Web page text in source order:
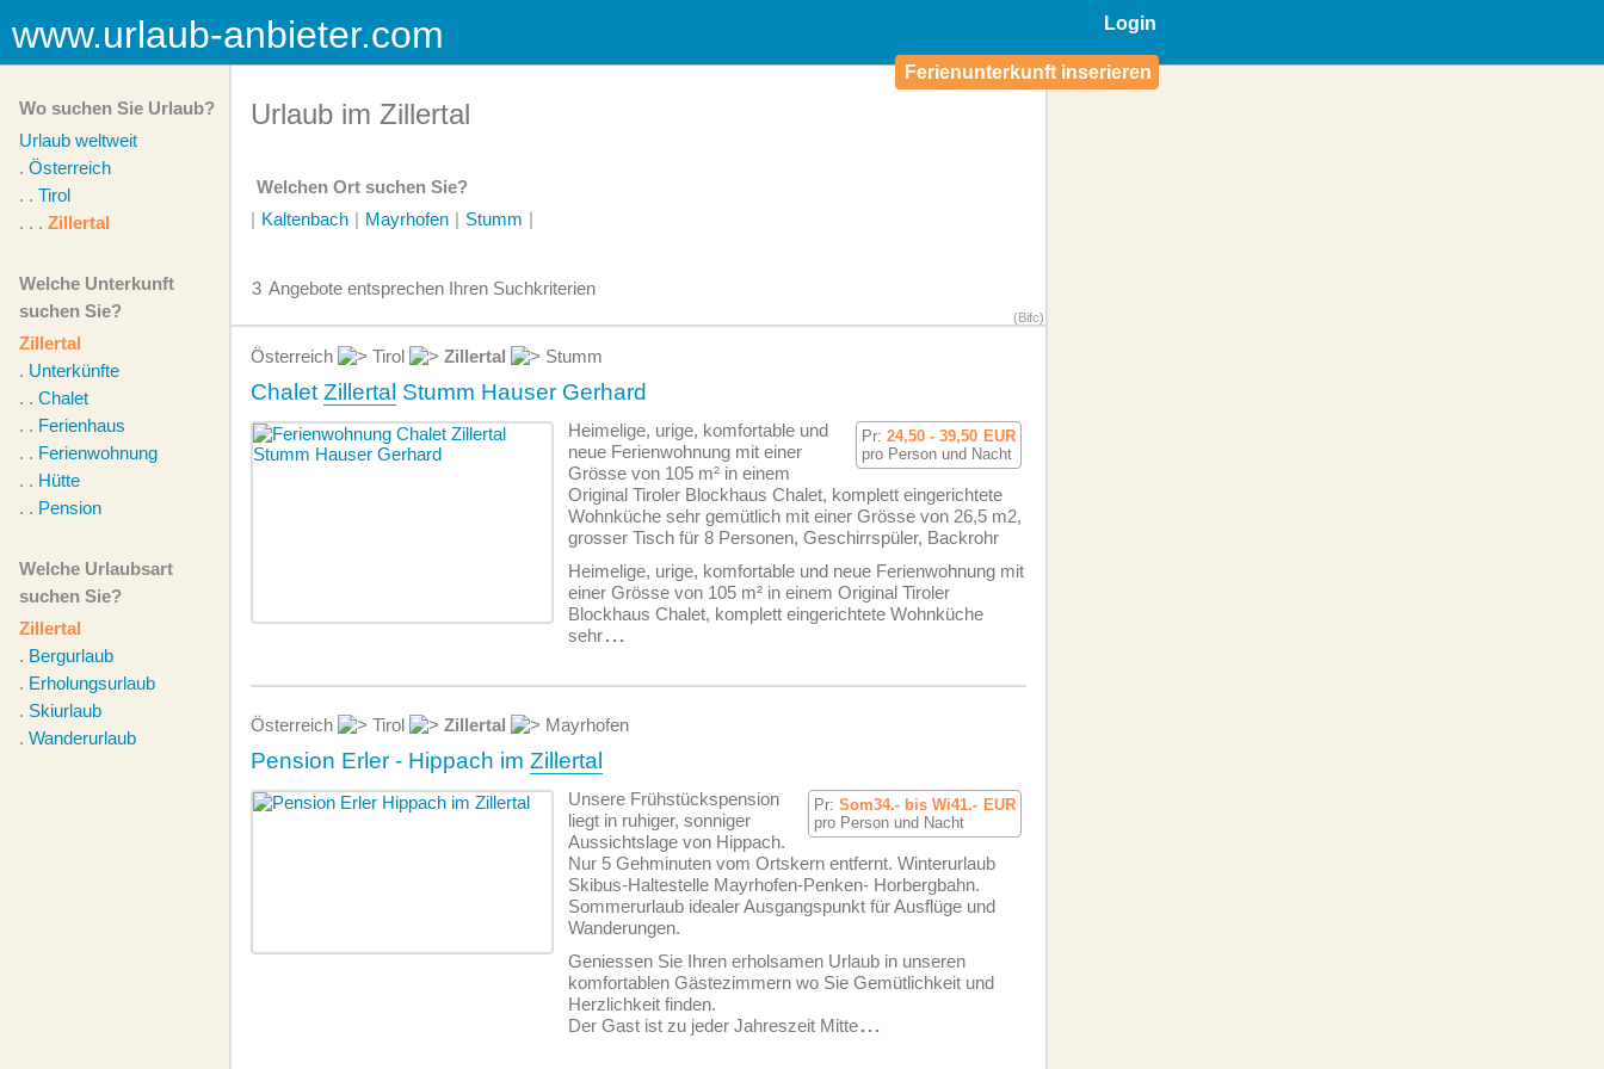
Login
Ferienunterkunft inserieren
www.urlaub-anbieter.com
Wo suchen Sie Urlaub?
Urlaub weltweit
. Österreich
. . Tirol
. . . Zillertal
Welche Unterkunft
suchen Sie?
Zillertal
. Unterkünfte
. . Chalet
. . Ferienhaus
. . Ferienwohnung
. . Hütte
. . Pension
Welche Urlaubsart
suchen Sie?
Zillertal
. Bergurlaub
. Erholungsurlaub
. Skiurlaub
. Wanderurlaub
Urlaub im Zillertal
Welchen Ort suchen Sie?
| Kaltenbach | Mayrhofen | Stumm |
3 Angebote entsprechen Ihren Suchkriterien
(Bifc)
Österreich Tirol Zillertal Stumm
Chalet Zillertal Stumm Hauser Gerhard
Pr: 24,50 - 39,50 EUR
pro Person und Nacht
Heimelige, urige, komfortable und
neue Ferien­wohnung mit einer
Grösse von 105 m² in einem
Original Tiroler Blockhaus Chalet, komplett eingerichtete
Wohnküche sehr gemütlich mit einer Grösse von 26,5 m2,
grosser Tisch für 8 Personen, Geschirrspüler, Backrohr
Heimelige, urige, komfortable und neue Ferien­wohnung mit
einer Grösse von 105 m² in einem Original Tiroler
Blockhaus Chalet, komplett eingerichtete Wohnküche
sehr...
Österreich Tirol Zillertal Mayrhofen
Pension Erler - Hippach im Zillertal
Pr: Som34.- bis Wi41.- EUR
pro Person und Nacht
Unsere Frühstückspension
liegt in ruhiger, sonniger
Aussichtslage von Hippach.
Nur 5 Gehminuten vom Ortskern entfernt. Winterurlaub
Skibus-Haltestelle Mayrhofen-Penken- Horbergbahn.
Sommerurlaub idealer Ausgangspunkt für Ausflüge und
Wanderungen.
Geniessen Sie Ihren erholsamen Urlaub in unseren
komfortablen Gästezimmern wo Sie Gemütlichkeit und
Herzlichkeit finden.
Der Gast ist zu jeder Jahreszeit Mitte...